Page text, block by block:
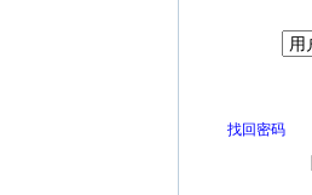
找回密码